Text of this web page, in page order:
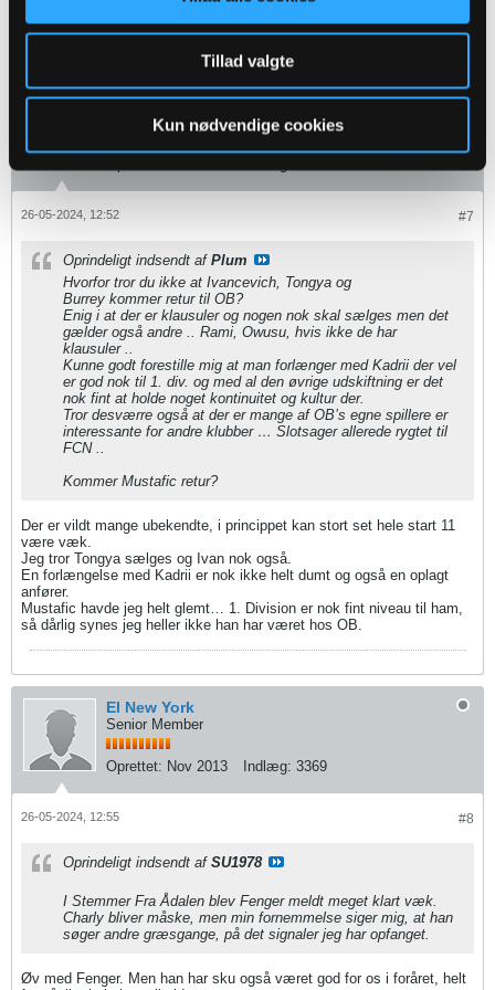
Tillad valgte
Kun nødvendige cookies
bliver måske, men min fornemmelse siger mig, at han søger andre
græsgange, på det signaler jeg har opfanget.
El New York
Senior Member
#7
26-05-2024, 12:52
Oprindeligt indsendt af Plum
Hvorfor tror du ikke at Ivancevich, Tongya og
Burrey​ kommer retur til OB?
Enig i at der er klausuler og nogen nok skal sælges men det
gælder også andre .. Rami, Owusu, hvis ikke de har
klausuler ..
Kunne godt forestille mig at man forlænger med Kadrii der vel
er god nok til 1. div. og med al den øvrige udskiftning er det
nok fint at holde noget kontinuitet og kultur der.
Tror desværre også at der er mange af OB’s egne spillere er
interessante for andre klubber … Slotsager allerede rygtet til
FCN ..
Kommer Mustafic retur?
Der er vildt mange ubekendte, i princippet kan stort set hele start 11
være væk.
Jeg tror Tongya sælges og Ivan nok også.
En forlængelse med Kadrii er nok ikke helt dumt og også en oplagt
anfører.
Mustafic havde jeg helt glemt… 1. Division er nok fint niveau til ham,
så dårlig synes jeg heller ikke han har været hos OB.
El New York
Senior Member
Oprettet: Nov 2013 Indlæg: 3369
#8
26-05-2024, 12:55
Oprindeligt indsendt af SU1978
I Stemmer Fra Ådalen blev Fenger meldt meget klart væk.
Charly bliver måske, men min fornemmelse siger mig, at han
søger andre græsgange, på det signaler jeg har opfanget.
Øv med Fenger. Men han har sku også været god for os i foråret, helt